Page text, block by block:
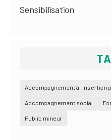
Sensibilisation
Accompagnement à l'insertion
Accompagnement social
Public mineur